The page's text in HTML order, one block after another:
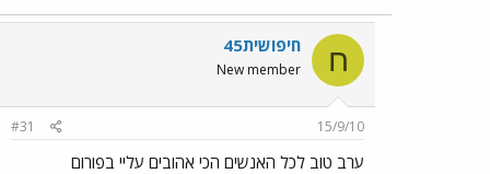
ח חיפושית45
New member
15/9/10
#31
ערב טוב לכל האנשים הכי אהובים עליי בפורום